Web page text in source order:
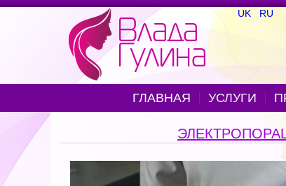
UK RU
ГЛАВНАЯ УСЛУГИ